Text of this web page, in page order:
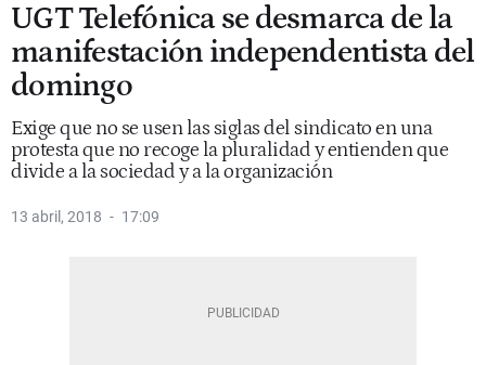
UGT Telefónica se desmarca de la
manifestación independentista del
domingo
Exige que no se usen las siglas del sindicato en una
protesta que no recoge la pluralidad y entienden que
divide a la sociedad y a la organización
13 abril, 2018 17:09